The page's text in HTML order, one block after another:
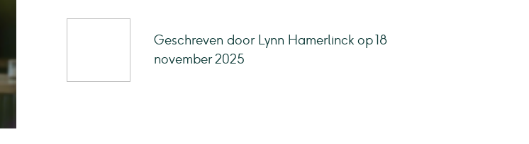
Geschreven door Lynn Hamerlinck op 18
november 2025